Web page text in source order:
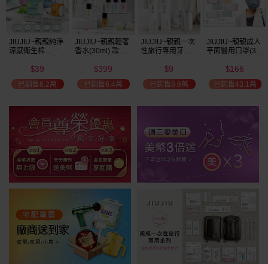
59
JIUJIU~親親純淨
涼感衛生棉
$39
已銷售8.2萬
JIUJIU~親親輕奢
香水(30ml) 款式
市/平替香水/大牌
香水/大牌平替
$399
已銷售6.4萬
JIUJIU~親親一次
性旅行專用牙刷(1
$9
已銷售8.6萬
JIUJIU~親親成人
平面醫用口罩(30
可選 MD雙鋼印
$166
已銷售43.1萬